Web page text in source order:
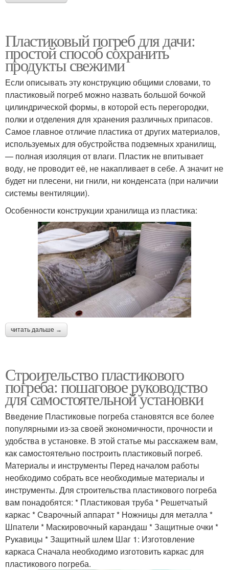
Пластиковый погреб для дачи:
простой способ сохранить
продукты свежими
Если описывать эту конструкцию общими словами, то
пластиковый погреб можно назвать большой бочкой
цилиндрической формы, в которой есть перегородки,
полки и отделения для хранения различных припасов.
Самое главное отличие пластика от других материалов,
используемых для обустройства подземных хранилищ,
— полная изоляция от влаги. Пластик не впитывает
воду, не проводит её, не накапливает в себе. А значит не
будет ни плесени, ни гнили, ни конденсата (при наличии
системы вентиляции).
Особенности конструкции хранилища из пластика:
читать дальше →
Строительство пластикового
погреба: пошаговое руководство
для самостоятельной установки
Введение Пластиковые погреба становятся все более
популярными из-за своей экономичности, прочности и
удобства в установке. В этой статье мы расскажем вам,
как самостоятельно построить пластиковый погреб.
Материалы и инструменты Перед началом работы
необходимо собрать все необходимые материалы и
инструменты. Для строительства пластикового погреба
вам понадобятся: * Пластиковая труба * Решетчатый
каркас * Сварочный аппарат * Ножницы для металла *
Шпатели * Маскировочный карандаш * Защитные очки *
Рукавицы * Защитный шлем Шаг 1: Изготовление
каркаса Сначала необходимо изготовить каркас для
пластикового погреба.